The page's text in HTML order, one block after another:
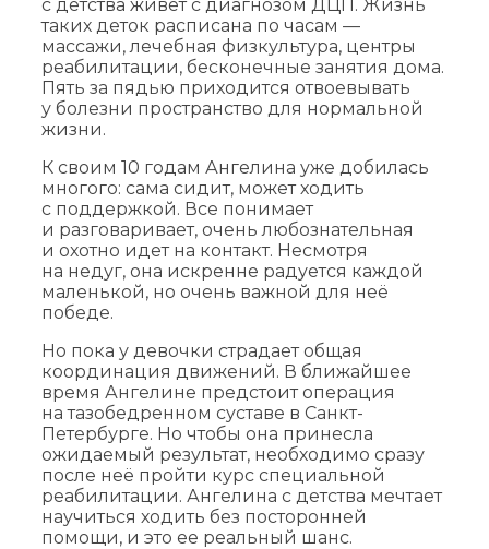
с детства живет с диагнозом ДЦП. Жизнь
таких деток расписана по часам —
массажи, лечебная физкультура, центры
реабилитации, бесконечные занятия дома.
Пять за пядью приходится отвоевывать
у болезни пространство для нормальной
жизни.
К своим 10 годам Ангелина уже добилась
многого: сама сидит, может ходить
с поддержкой. Все понимает
и разговаривает, очень любознательная
и охотно идет на контакт. Несмотря
на недуг, она искренне радуется каждой
маленькой, но очень важной для неё
победе.
Но пока у девочки страдает общая
координация движений. В ближайшее
время Ангелине предстоит операция
на тазобедренном суставе в Санкт-
Петербурге. Но чтобы она принесла
ожидаемый результат, необходимо сразу
после неё пройти курс специальной
реабилитации. Ангелина с детства мечтает
научиться ходить без посторонней
помощи, и это ее реальный шанс.